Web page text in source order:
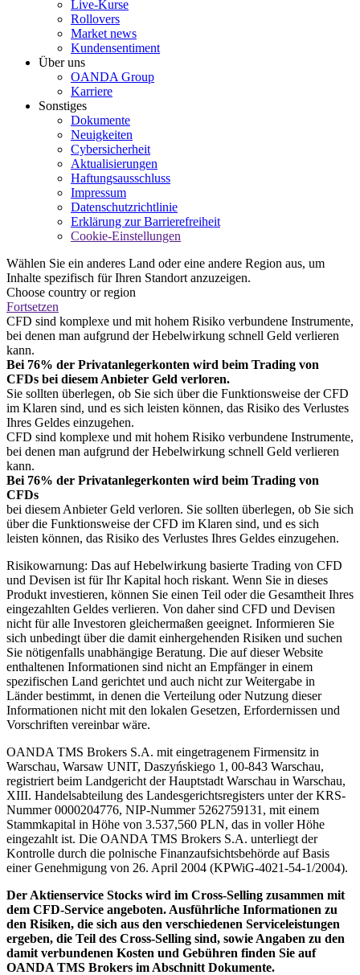
Live-Kurse
Rollovers
Market news
Kundensentiment
Über uns
OANDA Group
Karriere
Sonstiges
Dokumente
Neuigkeiten
Cybersicherheit
Aktualisierungen
Haftungsausschluss
Impressum
Datenschutzrichtlinie
Erklärung zur Barrierefreiheit
Cookie-Einstellungen
Wählen Sie ein anderes Land oder eine andere Region aus, um
Inhalte spezifisch für Ihren Standort anzuzeigen.
Choose country or region
Fortsetzen
CFD sind komplexe und mit hohem Risiko verbundene Instrumente,
bei denen man aufgrund der Hebelwirkung schnell Geld verlieren
kann.
Bei 76% der Privatanlegerkonten wird beim Trading von
CFDs bei diesem Anbieter Geld verloren.
Sie sollten überlegen, ob Sie sich über die Funktionsweise der CFD
im Klaren sind, und es sich leisten können, das Risiko des Verlustes
Ihres Geldes einzugehen.
CFD sind komplexe und mit hohem Risiko verbundene Instrumente,
bei denen man aufgrund der Hebelwirkung schnell Geld verlieren
kann.
Bei 76% der Privatanlegerkonten wird beim Trading von
CFDs
bei diesem Anbieter Geld verloren. Sie sollten überlegen, ob Sie sich
über die Funktionsweise der CFD im Klaren sind, und es sich
leisten können, das Risiko des Verlustes Ihres Geldes einzugehen.
Risikowarnung: Das auf Hebelwirkung basierte Trading von CFD
und Devisen ist für Ihr Kapital hoch riskant. Wenn Sie in dieses
Produkt investieren, können Sie einen Teil oder die Gesamtheit Ihres
eingezahlten Geldes verlieren. Von daher sind CFD und Devisen
nicht für alle Investoren gleichermaßen geeignet. Informieren Sie
sich unbedingt über die damit einhergehenden Risiken und suchen
Sie nötigenfalls unabhängige Beratung. Die auf dieser Website
enthaltenen Informationen sind nicht an Empfänger in einem
spezifischen Land gerichtet und auch nicht zur Weitergabe in
Länder bestimmt, in denen die Verteilung oder Nutzung dieser
Informationen nicht mit den lokalen Gesetzen, Erfordernissen und
Vorschriften vereinbar wäre.
OANDA TMS Brokers S.A. mit eingetragenem Firmensitz in
Warschau, Warsaw UNIT, Daszyńskiego 1, 00-843 Warschau,
registriert beim Landgericht der Hauptstadt Warschau in Warschau,
XIII. Handelsabteilung des Landesgerichtsregisters unter der KRS-
Nummer 0000204776, NIP-Nummer 5262759131, mit einem
Stammkapital in Höhe von 3.537,560 PLN, das in voller Höhe
eingezahlt ist. Die OANDA TMS Brokers S.A. unterliegt der
Kontrolle durch die polnische Finanzaufsichtsbehörde auf Basis
einer Genehmigung von 26. April 2004 (KPWiG-4021-54-1/2004).
Der Aktienservice Stocks wird im Cross-Selling zusammen mit
dem CFD-Service angeboten. Ausführliche Informationen zu
den Risiken, die sich aus den verschiedenen Serviceleistungen
ergeben, die Teil des Cross-Selling sind, sowie Angaben zu den
damit verbundenen Kosten und Gebühren finden Sie auf
OANDA TMS Brokers im Abschnitt Dokumente.